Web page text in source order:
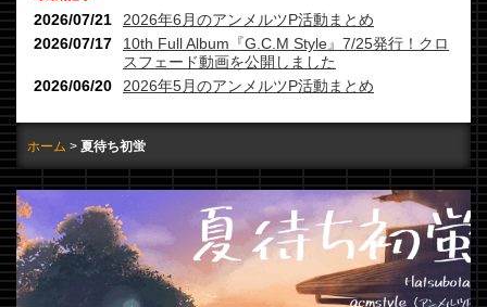
2026年6月のアンメルツP活動まとめ
2026/07/21
10th Full Album『G.C.M Style』7/25発行！クロ
スフェード動画を公開しました
2026/07/17
2026年5月のアンメルツP活動まとめ
2026/06/20
ホーム 夏待ち初蛍